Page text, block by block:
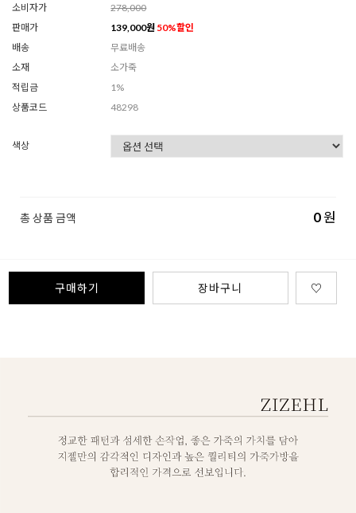
소비자가
278,000
판매가
139,000원 50%할인
배송
무료배송
소재
소가죽
적립금
1%
상품코드
48298
색상
총 상품 금액 0원
구매하기 장바구니 ♡